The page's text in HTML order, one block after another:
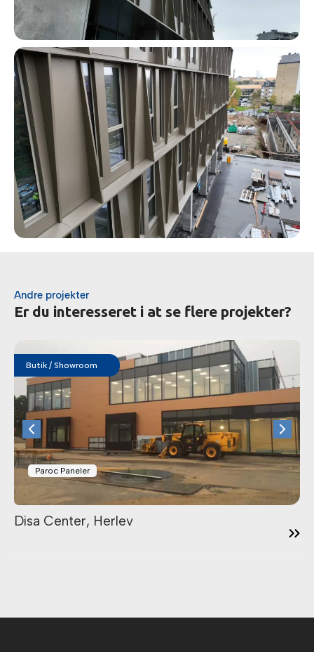
Andre projekter
Er du interesseret i at se flere projekter?
Butik / Showroom
Paroc Paneler
Disa Center, Herlev